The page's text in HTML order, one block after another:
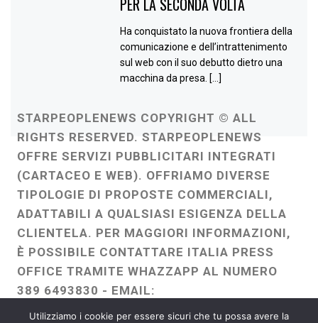
PER LA SECONDA VOLTA
Ha conquistato la nuova frontiera della
comunicazione e dell’intrattenimento
sul web con il suo debutto dietro una
macchina da presa. […]
STARPEOPLENEWS COPYRIGHT © ALL
RIGHTS RESERVED. STARPEOPLENEWS
OFFRE SERVIZI PUBBLICITARI INTEGRATI
(CARTACEO E WEB). OFFRIAMO DIVERSE
TIPOLOGIE DI PROPOSTE COMMERCIALI,
ADATTABILI A QUALSIASI ESIGENZA DELLA
CLIENTELA. PER MAGGIORI INFORMAZIONI,
È POSSIBILE CONTATTARE ITALIA PRESS
OFFICE TRAMITE WHAZZAPP AL NUMERO
389 6493830 - EMAIL:
ITALIAPRESSOFFICE@GMAIL.COM
Utilizziamo i cookie per essere sicuri che tu possa avere la